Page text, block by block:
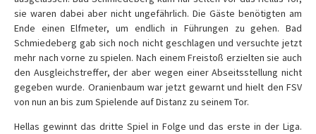
sie waren dabei aber nicht ungefährlich. Die Gäste benötigten am
Ende einen Elfmeter, um endlich in Führungen zu gehen. Bad
Schmiedeberg gab sich noch nicht geschlagen und versuchte jetzt
mehr nach vorne zu spielen. Nach einem Freistoß erzielten sie auch
den Ausgleichstreffer, der aber wegen einer Abseitsstellung nicht
gegeben wurde. Oranienbaum war jetzt gewarnt und hielt den FSV
von nun an bis zum Spielende auf Distanz zu seinem Tor.
Hellas gewinnt das dritte Spiel in Folge und das erste in der Liga.